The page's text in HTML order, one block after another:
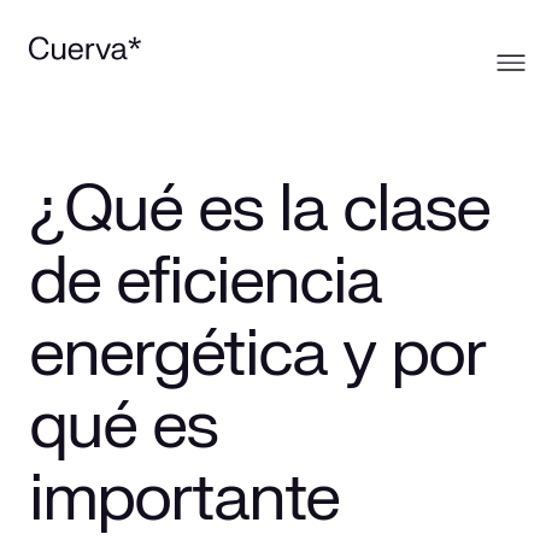
Sobre Cuerva
La mirada Cuerva
Trabaja en Cuerva
Qué ofrecemos
Distribución
Smart Services
Smart Solutions
Innovación
Comunidad
Blog
¿Qué es la clase
de eficiencia
energética y por
qué es
importante